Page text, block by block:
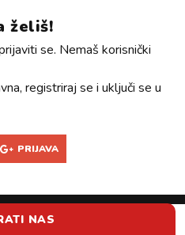
želiš!
se. Nemaš korisnički
registriraj se i uključi se u
PRIJAVA
NAS